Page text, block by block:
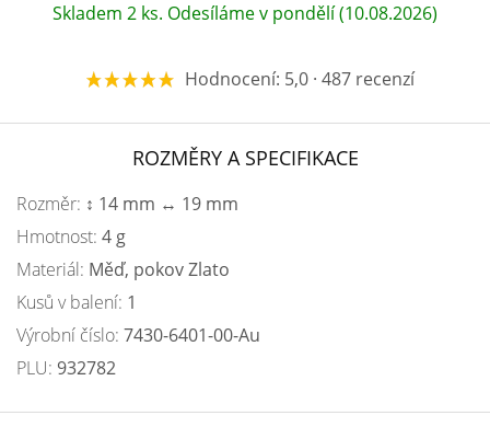
Skladem 2 ks. Odesíláme v pondělí (10.08.2026)
Hodnocení: 5,0 · 487 recenzí
ROZMĚRY A SPECIFIKACE
Rozměr: ↕ 14 mm ↔ 19 mm
Hmotnost: 4 g
Materiál: Měď, pokov Zlato
Kusů v balení: 1
Výrobní číslo: 7430-6401-00-Au
PLU: 932782